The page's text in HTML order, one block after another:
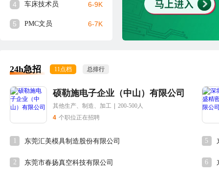
4 车床技术员 6-9K
5 PMC文员 6-7K
24h急招 11点档 总排行
硕勒施电子企业（中山）有限公司
其他生产、制造、加工
200-500人
4 个职位正在招聘
1 东莞汇美模具制造股份有限公司
2 东莞市春扬真空科技有限公司
5
6